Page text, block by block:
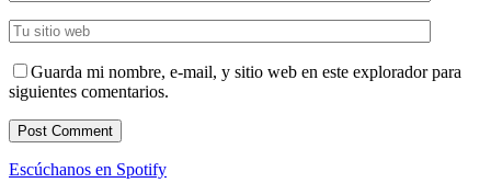
Guarda mi nombre, e-mail, y sitio web en este explorador para
siguientes comentarios.
Escúchanos en Spotify